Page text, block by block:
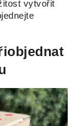
vytvořit